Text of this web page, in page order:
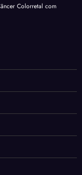
Colorretal com